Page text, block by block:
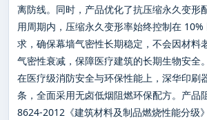
离防线。同时，产品优化了抗压缩永久变形
用周期内，压缩永久变形率始终控制在
求，确保幕墙气密性长期稳定，不会因材料
气密性衰减，保障医疗建筑的长期生物安全。
在医疗级消防安全与环保性能上，深华印刷
条，全面采用无卤低烟阻燃环保配方。产品
8624-2012《建筑材料及制品燃烧性能分级